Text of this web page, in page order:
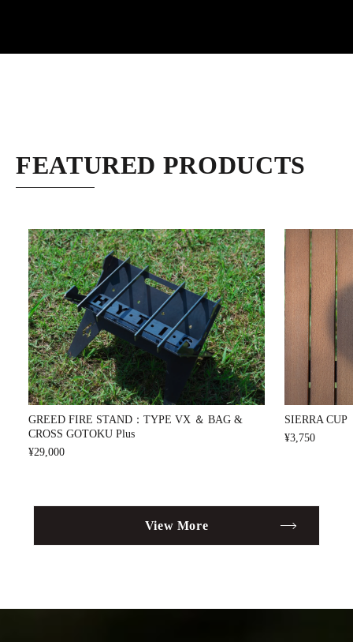
FEATURED PRODUCTS
GREED FIRE STAND：TYPE VX ＆ BAG &
CROSS GOTOKU Plus
¥29,000
SIERRA
¥3,750
View More